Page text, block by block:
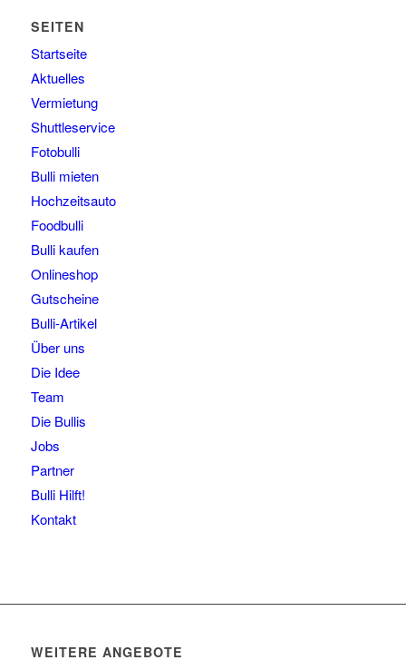
SEITEN
Startseite
Aktuelles
Vermietung
Shuttleservice
Fotobulli
Bulli mieten
Hochzeitsauto
Foodbulli
Bulli kaufen
Onlineshop
Gutscheine
Bulli-Artikel
Über uns
Die Idee
Team
Die Bullis
Jobs
Partner
Bulli Hilft!
Kontakt
WEITERE ANGEBOTE